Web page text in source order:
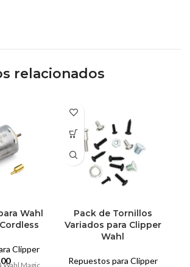
relacionados
Wahl
Clipper
Wahl Magic
Pack de Tornillos
Variados para Clipper
Wahl
Repuestos para Clipper